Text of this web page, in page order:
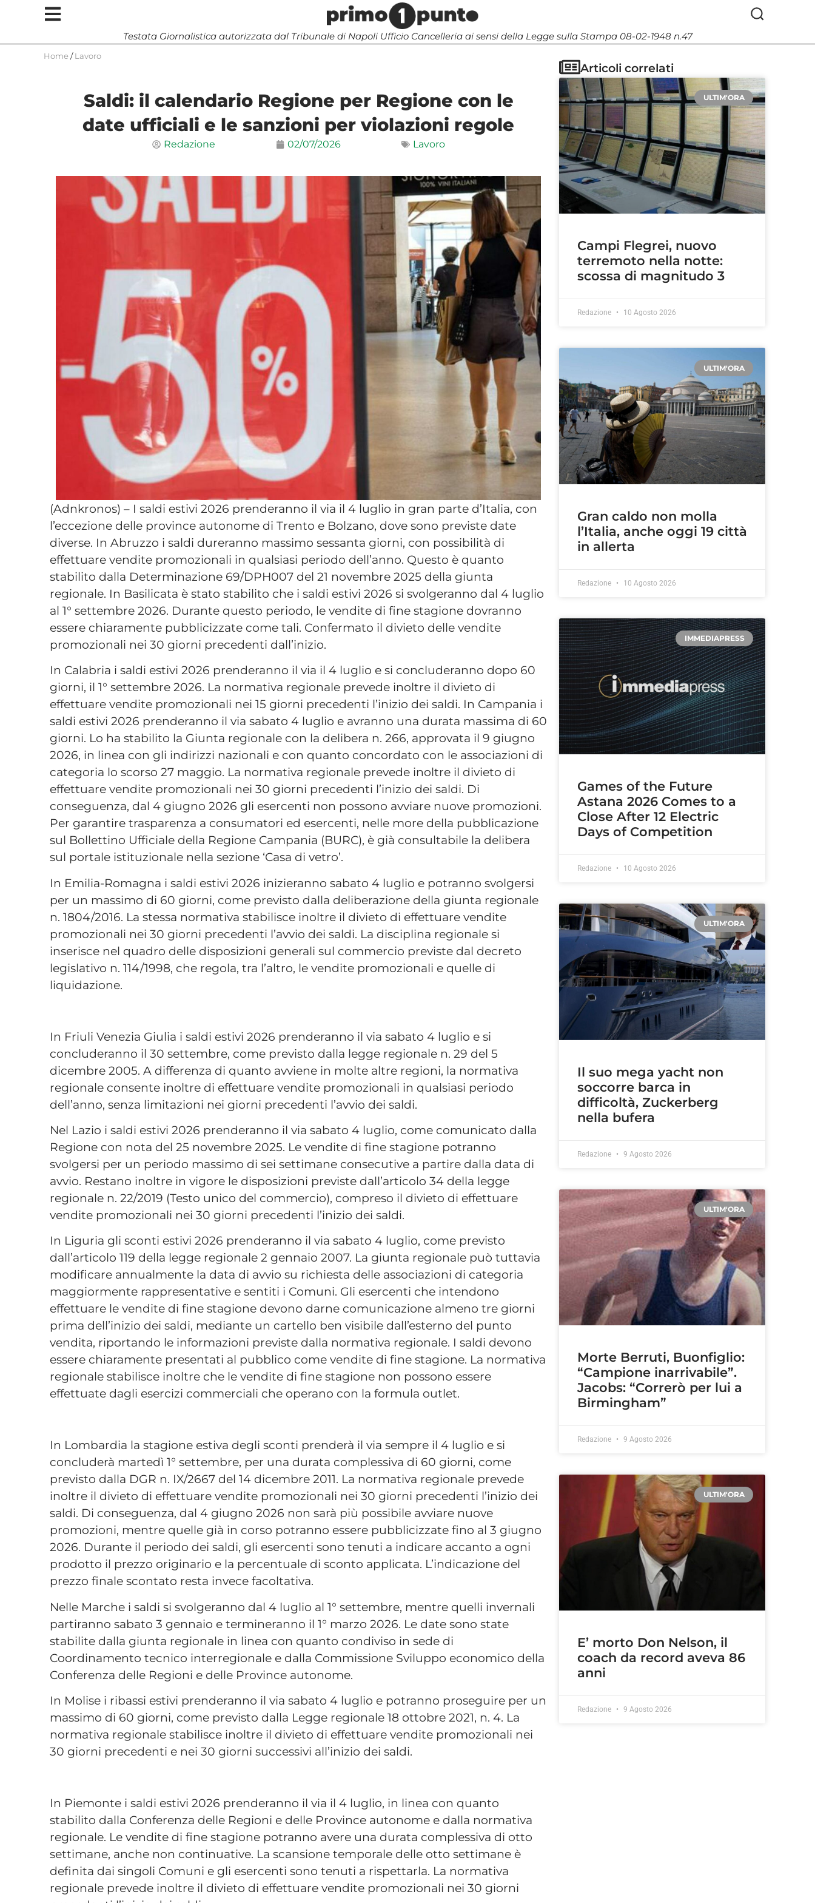
Testata Giornalistica autorizzata dal Tribunale di Napoli Ufficio Cancelleria ai sensi della Legge sulla Stampa 08-02-1948 n.47
Home / Lavoro
Saldi: il calendario Regione per Regione con le
date ufficiali e le sanzioni per violazioni regole
Redazione 02/07/2026 Lavoro
(Adnkronos) – I saldi estivi 2026 prenderanno il via il 4 luglio in gran parte d’Italia, con
l’eccezione delle province autonome di Trento e Bolzano, dove sono previste date
diverse. In Abruzzo i saldi dureranno massimo sessanta giorni, con possibilità di
effettuare vendite promozionali in qualsiasi periodo dell’anno. Questo è quanto
stabilito dalla Determinazione 69/DPH007 del 21 novembre 2025 della giunta
regionale. In Basilicata è stato stabilito che i saldi estivi 2026 si svolgeranno dal 4 luglio
al 1° settembre 2026. Durante questo periodo, le vendite di fine stagione dovranno
essere chiaramente pubblicizzate come tali. Confermato il divieto delle vendite
promozionali nei 30 giorni precedenti dall’inizio.
In Calabria i saldi estivi 2026 prenderanno il via il 4 luglio e si concluderanno dopo 60
giorni, il 1° settembre 2026. La normativa regionale prevede inoltre il divieto di
effettuare vendite promozionali nei 15 giorni precedenti l’inizio dei saldi. In Campania i
saldi estivi 2026 prenderanno il via sabato 4 luglio e avranno una durata massima di 60
giorni. Lo ha stabilito la Giunta regionale con la delibera n. 266, approvata il 9 giugno
2026, in linea con gli indirizzi nazionali e con quanto concordato con le associazioni di
categoria lo scorso 27 maggio. La normativa regionale prevede inoltre il divieto di
effettuare vendite promozionali nei 30 giorni precedenti l’inizio dei saldi. Di
conseguenza, dal 4 giugno 2026 gli esercenti non possono avviare nuove promozioni.
Per garantire trasparenza a consumatori ed esercenti, nelle more della pubblicazione
sul Bollettino Ufficiale della Regione Campania (BURC), è già consultabile la delibera
sul portale istituzionale nella sezione ‘Casa di vetro’.
In Emilia-Romagna i saldi estivi 2026 inizieranno sabato 4 luglio e potranno svolgersi
per un massimo di 60 giorni, come previsto dalla deliberazione della giunta regionale
n. 1804/2016. La stessa normativa stabilisce inoltre il divieto di effettuare vendite
promozionali nei 30 giorni precedenti l’avvio dei saldi. La disciplina regionale si
inserisce nel quadro delle disposizioni generali sul commercio previste dal decreto
legislativo n. 114/1998, che regola, tra l’altro, le vendite promozionali e quelle di
liquidazione.
In Friuli Venezia Giulia i saldi estivi 2026 prenderanno il via sabato 4 luglio e si
concluderanno il 30 settembre, come previsto dalla legge regionale n. 29 del 5
dicembre 2005. A differenza di quanto avviene in molte altre regioni, la normativa
regionale consente inoltre di effettuare vendite promozionali in qualsiasi periodo
dell’anno, senza limitazioni nei giorni precedenti l’avvio dei saldi.
Nel Lazio i saldi estivi 2026 prenderanno il via sabato 4 luglio, come comunicato dalla
Regione con nota del 25 novembre 2025. Le vendite di fine stagione potranno
svolgersi per un periodo massimo di sei settimane consecutive a partire dalla data di
avvio. Restano inoltre in vigore le disposizioni previste dall’articolo 34 della legge
regionale n. 22/2019 (Testo unico del commercio), compreso il divieto di effettuare
vendite promozionali nei 30 giorni precedenti l’inizio dei saldi.
In Liguria gli sconti estivi 2026 prenderanno il via sabato 4 luglio, come previsto
dall’articolo 119 della legge regionale 2 gennaio 2007. La giunta regionale può tuttavia
modificare annualmente la data di avvio su richiesta delle associazioni di categoria
maggiormente rappresentative e sentiti i Comuni. Gli esercenti che intendono
effettuare le vendite di fine stagione devono darne comunicazione almeno tre giorni
prima dell’inizio dei saldi, mediante un cartello ben visibile dall’esterno del punto
vendita, riportando le informazioni previste dalla normativa regionale. I saldi devono
essere chiaramente presentati al pubblico come vendite di fine stagione. La normativa
regionale stabilisce inoltre che le vendite di fine stagione non possono essere
effettuate dagli esercizi commerciali che operano con la formula outlet.
In Lombardia la stagione estiva degli sconti prenderà il via sempre il 4 luglio e si
concluderà martedì 1° settembre, per una durata complessiva di 60 giorni, come
previsto dalla DGR n. IX/2667 del 14 dicembre 2011. La normativa regionale prevede
inoltre il divieto di effettuare vendite promozionali nei 30 giorni precedenti l’inizio dei
saldi. Di conseguenza, dal 4 giugno 2026 non sarà più possibile avviare nuove
promozioni, mentre quelle già in corso potranno essere pubblicizzate fino al 3 giugno
2026. Durante il periodo dei saldi, gli esercenti sono tenuti a indicare accanto a ogni
prodotto il prezzo originario e la percentuale di sconto applicata. L’indicazione del
prezzo finale scontato resta invece facoltativa.
Nelle Marche i saldi si svolgeranno dal 4 luglio al 1° settembre, mentre quelli invernali
partiranno sabato 3 gennaio e termineranno il 1° marzo 2026. Le date sono state
stabilite dalla giunta regionale in linea con quanto condiviso in sede di
Coordinamento tecnico interregionale e dalla Commissione Sviluppo economico della
Conferenza delle Regioni e delle Province autonome.
In Molise i ribassi estivi prenderanno il via sabato 4 luglio e potranno proseguire per un
massimo di 60 giorni, come previsto dalla Legge regionale 18 ottobre 2021, n. 4. La
normativa regionale stabilisce inoltre il divieto di effettuare vendite promozionali nei
30 giorni precedenti e nei 30 giorni successivi all’inizio dei saldi.
In Piemonte i saldi estivi 2026 prenderanno il via il 4 luglio, in linea con quanto
stabilito dalla Conferenza delle Regioni e delle Province autonome e dalla normativa
regionale. Le vendite di fine stagione potranno avere una durata complessiva di otto
settimane, anche non continuative. La scansione temporale delle otto settimane è
definita dai singoli Comuni e gli esercenti sono tenuti a rispettarla. La normativa
regionale prevede inoltre il divieto di effettuare vendite promozionali nei 30 giorni
Articoli correlati
ULTIM'ORA
Campi Flegrei, nuovo
terremoto nella notte:
scossa di magnitudo 3
Redazione 10 Agosto 2026
ULTIM'ORA
Gran caldo non molla
l’Italia, anche oggi 19 città
in allerta
Redazione 10 Agosto 2026
IMMEDIAPRESS
Games of the Future
Astana 2026 Comes to a
Close After 12 Electric
Days of Competition
Redazione 10 Agosto 2026
ULTIM'ORA
Il suo mega yacht non
soccorre barca in
difficoltà, Zuckerberg
nella bufera
Redazione 9 Agosto 2026
ULTIM'ORA
Morte Berruti, Buonfiglio:
“Campione inarrivabile”.
Jacobs: “Correrò per lui a
Birmingham”
Redazione 9 Agosto 2026
ULTIM'ORA
E’ morto Don Nelson, il
coach da record aveva 86
anni
Redazione 9 Agosto 2026